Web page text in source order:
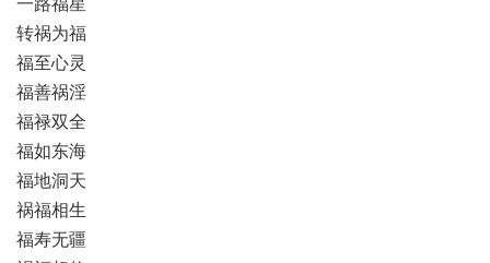
转祸为福
福至心灵
福善祸淫
福禄双全
福如东海
福地洞天
祸福相生
福寿无疆